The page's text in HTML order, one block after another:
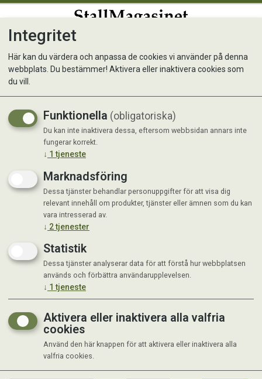
Show Horse Thiamin & L-
karnitin
Integritet
Här kan du värdera och anpassa de cookies vi använder på denna
webbplats. Du bestämmer! Aktivera eller inaktivera cookies som
du vill.
Funktionella (obligatoriska)
Du kan inte inaktivera dessa, eftersom webbsidan annars inte
fungerar korrekt.
↓ 1 tjeneste
Marknadsföring
Dessa tjänster behandlar personuppgifter för att visa dig
relevant innehåll om produkter, tjänster eller ämnen som du kan
vara intresserad av.
↓ 2tjenester
Statistik
Dessa tjänster analyserar data för att förstå hur webbplatsen
används och förbättra användarupplevelsen.
↓ 1 tjeneste
Aktivera eller inaktivera alla valfria
cookies
Använd den här knappen för att aktivera eller inaktivera alla
valfria cookies.